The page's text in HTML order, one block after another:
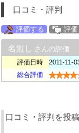
口コミ・評判
評価する 評価
名無し さんの評価
評価日時
2011-11-
総合評価
口コミ・評判を投